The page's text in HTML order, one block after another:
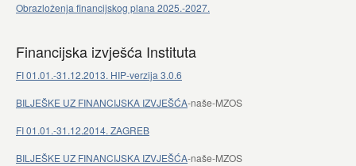
Obrazloženja financijskog plana 2025.-2027.
Financijska izvješća Instituta
FI 01.01.-31.12.2013. HIP-verzija 3.0.6
BILJEŠKE UZ FINANCIJSKA IZVJEŠĆA-naše-MZOS
FI 01.01.-31.12.2014. ZAGREB
BILJEŠKE UZ FINANCIJSKA IZVJEŠĆA-naše-MZOS